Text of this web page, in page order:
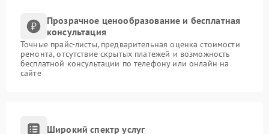
Прозрачное ценообразование и бесплатная
консультация
Точные прайс-листы, предварительная оценка стоимости
ремонта, отсутствие скрытых платежей и возможность
бесплатной консультации по телефону или онлайн на
сайте
Широкий спектр услуг